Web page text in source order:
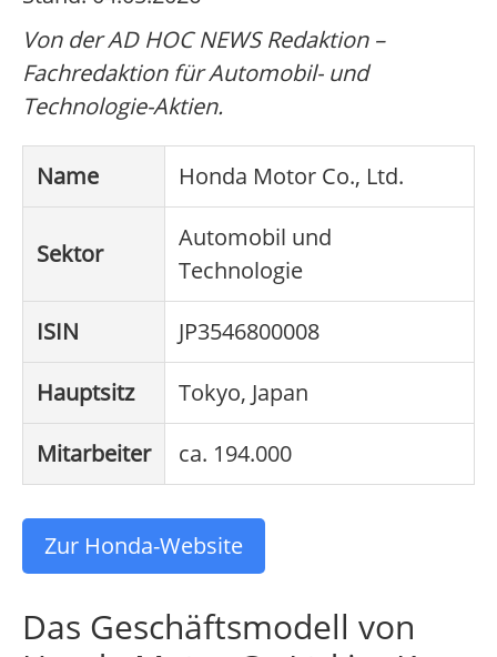
Von der AD HOC NEWS Redaktion –
Fachredaktion für Automobil- und
Technologie-Aktien.
Name Honda Motor Co., Ltd.
Sektor
Automobil und
Technologie
ISIN JP3546800008
Hauptsitz Tokyo, Japan
Mitarbeiter ca. 194.000
Zur Honda-Website
Das Geschäftsmodell von